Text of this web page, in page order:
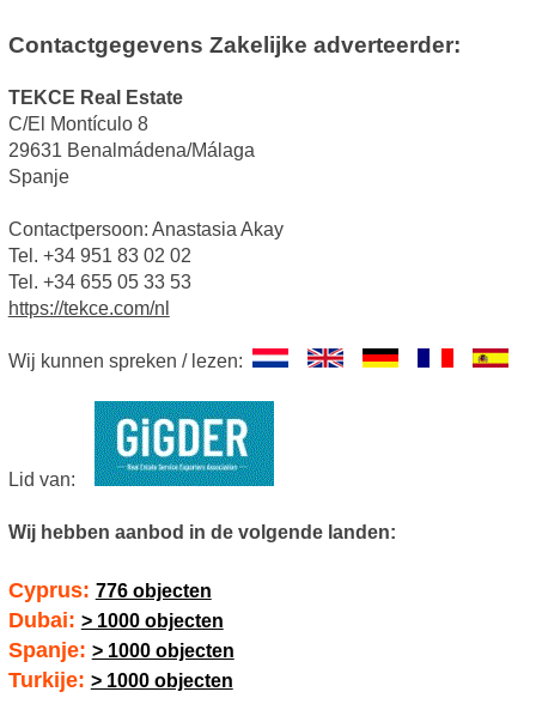
Contactgegevens Zakelijke adverteerder:
TEKCE Real Estate
C/El Montículo 8
29631 Benalmádena/Málaga
Spanje
Contactpersoon: Anastasia Akay
Tel. +34 951 83 02 02
Tel. +34 655 05 33 53
https://tekce.com/nl
Wij kunnen spreken / lezen:
Lid van:
Wij hebben aanbod in de volgende landen:
Cyprus: 776 objecten
Dubai: > 1000 objecten
Spanje: > 1000 objecten
Turkije: > 1000 objecten